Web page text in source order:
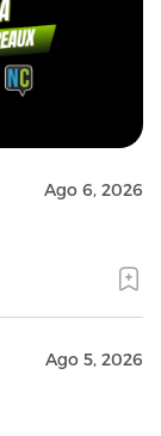
Ago 6, 2026
Ago 5, 2026